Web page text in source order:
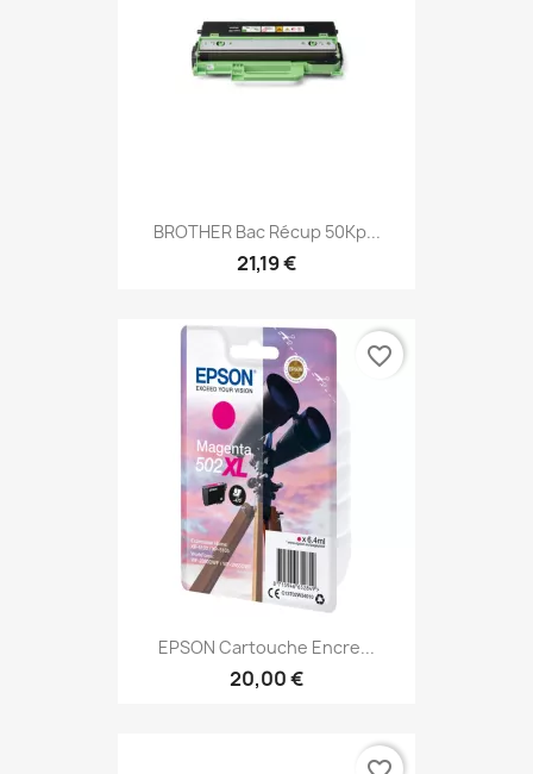
BROTHER Bac Récup 50Kp...
21,19 €
EPSON Cartouche Encre...
20,00 €
favorite_border